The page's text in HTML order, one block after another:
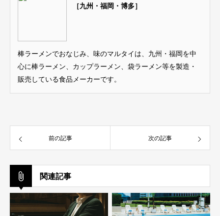
［九州・福岡・博多］
棒ラーメンでおなじみ、味のマルタイは、九州・福岡を中
心に棒ラーメン、カップラーメン、袋ラーメン等を製造・
販売している食品メーカーです。
前の記事 次の記事
関連記事